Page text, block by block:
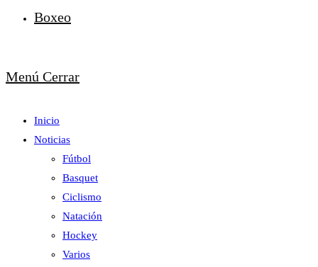
Boxeo
Menú Cerrar
Inicio
Noticias
Fútbol
Basquet
Ciclismo
Natación
Hockey
Varios